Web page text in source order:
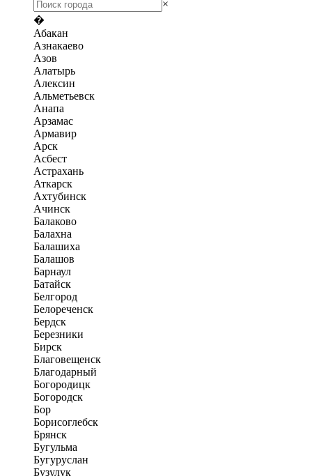
×
�
Абакан
Азнакаево
Азов
Алатырь
Алексин
Альметьевск
Анапа
Арзамас
Армавир
Арск
Асбест
Астрахань
Аткарск
Ахтубинск
Ачинск
Балаково
Балахна
Балашиха
Балашов
Барнаул
Батайск
Белгород
Белореченск
Бердск
Березники
Бирск
Благовещенск
Благодарный
Богородицк
Богородск
Бор
Борисоглебск
Брянск
Бугульма
Бугуруслан
Бузулук